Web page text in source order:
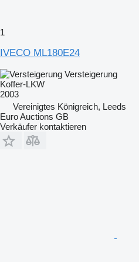
1
IVECO ML180E24
Versteigerung
Koffer-LKW
2003
Vereinigtes Königreich, Leeds
Euro Auctions GB
Verkäufer kontaktieren